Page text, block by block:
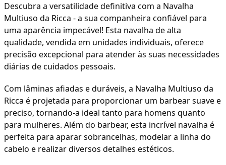
Descubra a versatilidade definitiva com a Navalha
Multiuso da Ricca - a sua companheira confiável para
uma aparência impecável! Esta navalha de alta
qualidade, vendida em unidades individuais, oferece
precisão excepcional para atender às suas necessidades
diárias de cuidados pessoais.
Com lâminas afiadas e duráveis, a Navalha Multiuso da
Ricca é projetada para proporcionar um barbear suave e
preciso, tornando-a ideal tanto para homens quanto
para mulheres. Além do barbear, esta incrível navalha é
perfeita para aparar sobrancelhas, modelar a linha do
cabelo e realizar diversos detalhes estéticos.